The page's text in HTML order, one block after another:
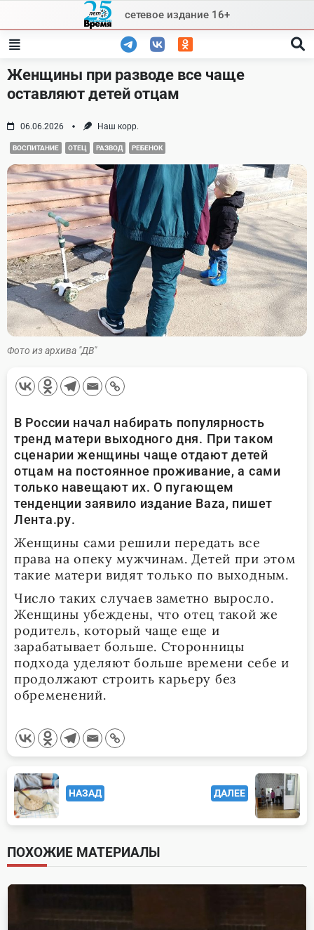
content
сетевое издание 16+
Женщины при разводе все чаще
оставляют детей отцам
06.06.2026 Наш корр.
ВОСПИТАНИЕ ОТЕЦ РАЗВОД РЕБЕНОК
Фото из архива "ДВ"
В России начал набирать популярность
тренд матери выходного дня. При таком
сценарии женщины чаще отдают детей
отцам на постоянное проживание, а сами
только навещают их. О пугающем
тенденции заявило издание Baza, пишет
Лента.ру.
Женщины сами решили передать все
права на опеку мужчинам. Детей при этом
такие матери видят только по выходным.
Число таких случаев заметно выросло.
Женщины убеждены, что отец такой же
родитель, который чаще еще и
зарабатывает больше. Сторонницы
подхода уделяют больше времени себе и
продолжают строить карьеру без
обременений.
<span
class="nav-
subtitle
screen-
reader-
text">Page</span>
НАЗАД ДАЛЕЕ
ПОХОЖИЕ МАТЕРИАЛЫ